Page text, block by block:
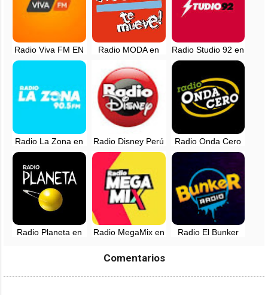
Radio Viva FM EN
VIVO - Lima, Peru
Radio MODA en
Radio Studio 92 en
vivo - Lima, Perú
Radio La Zona en
vivo - 90.5 FM -
Radio Disney Perú
en vivo - 91.1 FM
Radio Onda Cero
en vivo - 98.1 FM -
Lima, Perú
Radio Planeta en
Radio MegaMix en
Radio El Bunker
Comentarios